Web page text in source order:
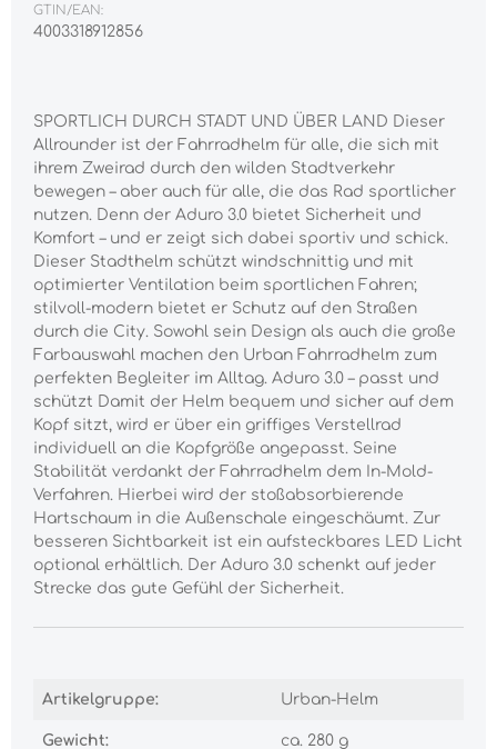
GTIN/EAN:
4003318912856
SPORTLICH DURCH STADT UND ÜBER LAND Dieser
Allrounder ist der Fahrradhelm für alle, die sich mit
ihrem Zweirad durch den wilden Stadtverkehr
bewegen – aber auch für alle, die das Rad sportlicher
nutzen. Denn der Aduro 3.0 bietet Sicherheit und
Komfort – und er zeigt sich dabei sportiv und schick.
Dieser Stadthelm schützt windschnittig und mit
optimierter Ventilation beim sportlichen Fahren;
stilvoll-modern bietet er Schutz auf den Straßen
durch die City. Sowohl sein Design als auch die große
Farbauswahl machen den Urban Fahrradhelm zum
perfekten Begleiter im Alltag. Aduro 3.0 – passt und
schützt Damit der Helm bequem und sicher auf dem
Kopf sitzt, wird er über ein griffiges Verstellrad
individuell an die Kopfgröße angepasst. Seine
Stabilität verdankt der Fahrradhelm dem In-Mold-
Verfahren. Hierbei wird der stoßabsorbierende
Hartschaum in die Außenschale eingeschäumt. Zur
besseren Sichtbarkeit ist ein aufsteckbares LED Licht
optional erhältlich. Der Aduro 3.0 schenkt auf jeder
Strecke das gute Gefühl der Sicherheit.
Artikelgruppe: Urban-Helm
Gewicht: ca. 280 g